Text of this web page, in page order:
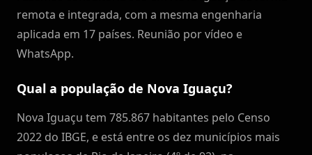
remota e integrada, com a mesma engenharia
aplicada em 17 países. Reunião por vídeo e
WhatsApp.
Qual a população de Nova Iguaçu?
Nova Iguaçu tem 785.867 habitantes pelo Censo
2022 do IBGE, e está entre os dez municípios mais